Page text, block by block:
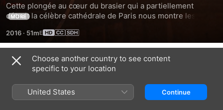
Cette plongée au cœur du brasier qui a partiellement
détruit la célèbre cathédrale de Paris nous montre les
d’incendie pour combattre le feu ainsi que les nombreux
dangers que ceux-ci ont affrontés.
MORE
2016 · 51m
Episodes
Choose another country to see content
specific to your location
United States Continue